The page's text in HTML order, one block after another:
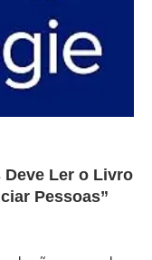
Deve Ler o Livro
Pessoas”